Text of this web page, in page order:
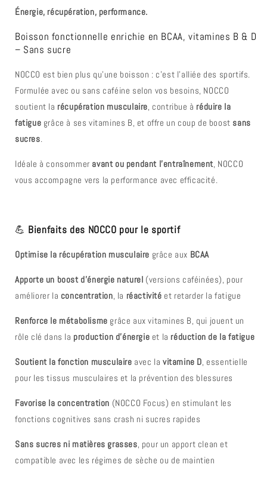
Énergie, récupération, performance.
Boisson fonctionnelle enrichie en BCAA, vitamines B & D
– Sans sucre
NOCCO est bien plus qu’une boisson : c’est l’alliée des sportifs.
Formulée avec ou sans caféine selon vos besoins, NOCCO
soutient la récupération musculaire, contribue à réduire la
fatigue grâce à ses vitamines B, et offre un coup de boost sans
sucres.
Idéale à consommer avant ou pendant l’entraînement, NOCCO
vous accompagne vers la performance avec efficacité.
💪 Bienfaits des NOCCO pour le sportif
Optimise la récupération musculaire grâce aux BCAA
Apporte un boost d’énergie naturel (versions caféinées), pour
améliorer la concentration, la réactivité et retarder la fatigue
Renforce le métabolisme grâce aux vitamines B, qui jouent un
rôle clé dans la production d’énergie et la réduction de la fatigue
Soutient la fonction musculaire avec lavitamine D, essentielle
pour les tissus musculaires et la prévention des blessures
Favorise la concentration (NOCCO Focus) en stimulant les
fonctions cognitives sans crash ni sucres rapides
Sans sucres ni matières grasses, pour un apport clean et
compatible avec les régimes de sèche ou de maintien